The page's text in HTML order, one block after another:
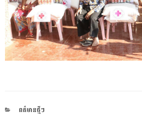
CATEGORIES
ពត៌មានថ្មីៗ